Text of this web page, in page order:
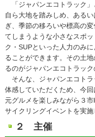
「ジャパンエコトラック」
自ら大地を踏みしめ、ある
ぎ、季節の移ろいや標高の
てしまうような小さなスポ
ク・SUPといった人力のみ
ることができます。その土
るのがジャパンエコトラック
そんな、ジャパンエコトラ
体感していただくため、今
元グルメを楽しみながら３
サイクリングイベントを実施
２ 主催